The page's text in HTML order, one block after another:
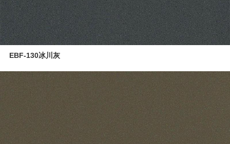
准分子肤感板
同质同色封边条
空间应用
营销网络
EBF-130冰川灰